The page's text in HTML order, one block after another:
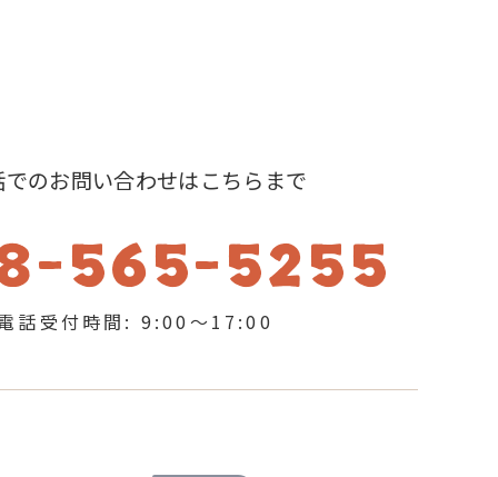
のお問い合わせはこちらまで
565-5255
話受付時間: 9:00～17:00